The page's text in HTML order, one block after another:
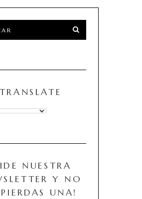
TRANSLATE
NUESTRA
Y NO
UNA!